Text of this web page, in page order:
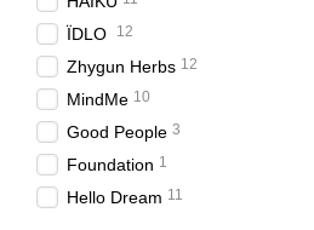
ЇDLO 12
Zhygun Herbs 12
MindMe 10
Good People 3
Foundation 1
Hello Dream 11